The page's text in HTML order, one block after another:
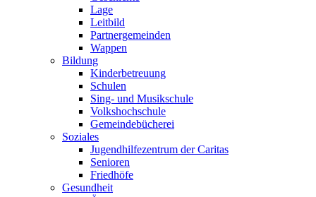
Lage
Leitbild
Partnergemeinden
Wappen
Bildung
Kinderbetreuung
Schulen
Sing- und Musikschule
Volkshochschule
Gemeindebücherei
Soziales
Jugendhilfezentrum der Caritas
Senioren
Friedhöfe
Gesundheit